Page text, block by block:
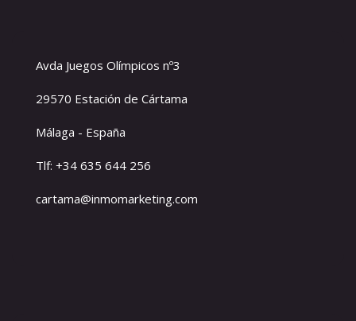
Avda Juegos Olímpicos nº3
29570 Estación de Cártama
Málaga - España
Tlf: +34 635 644 256
cartama@inmomarketing.com